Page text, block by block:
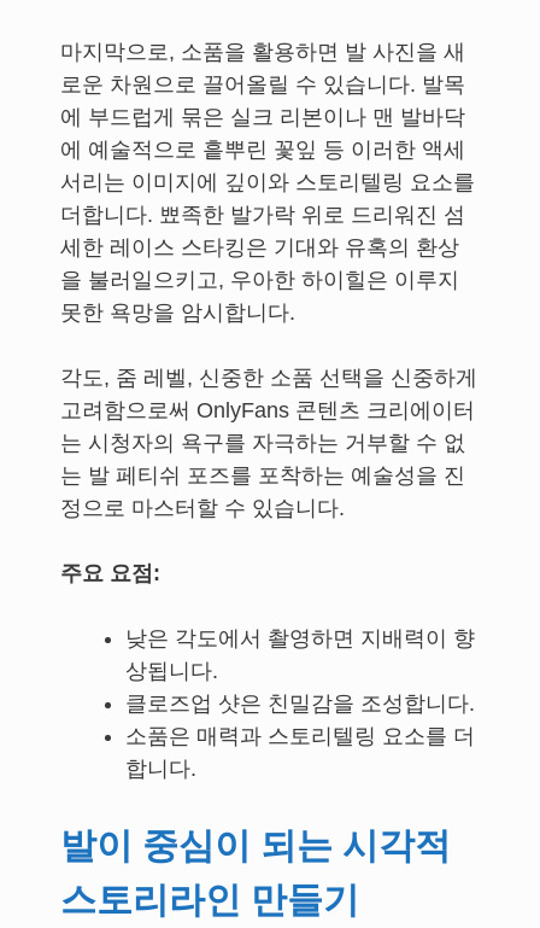
마지막으로, 소품을 활용하면 발 사진을 새
로운 차원으로 끌어올릴 수 있습니다. 발목
에 부드럽게 묶은 실크 리본이나 맨 발바닥
에 예술적으로 흩뿌린 꽃잎 등 이러한 액세
서리는 이미지에 깊이와 스토리텔링 요소를
더합니다. 뾰족한 발가락 위로 드리워진 섬
세한 레이스 스타킹은 기대와 유혹의 환상
을 불러일으키고, 우아한 하이힐은 이루지
못한 욕망을 암시합니다.
각도, 줌 레벨, 신중한 소품 선택을 신중하게
고려함으로써 OnlyFans 콘텐츠 크리에이터
는 시청자의 욕구를 자극하는 거부할 수 없
는 발 페티쉬 포즈를 포착하는 예술성을 진
정으로 마스터할 수 있습니다.
주요 요점:
낮은 각도에서 촬영하면 지배력이 향
상됩니다.
클로즈업 샷은 친밀감을 조성합니다.
소품은 매력과 스토리텔링 요소를 더
합니다.
발이 중심이 되는 시각적
스토리라인 만들기